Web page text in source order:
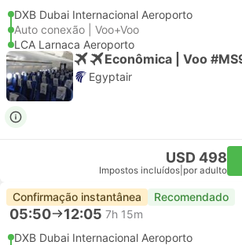
DXB Dubai Internacional Aeroporto
Auto conexão | Voo+Voo
LCA Larnaca Aeroporto
Econômica | Voo
Egyptair
USD 498
Impostos incluídos por adulto
Confirmação instantânea Recomendado
05:50 12:05 7h 15m
DXB Dubai Internacional Aeroporto